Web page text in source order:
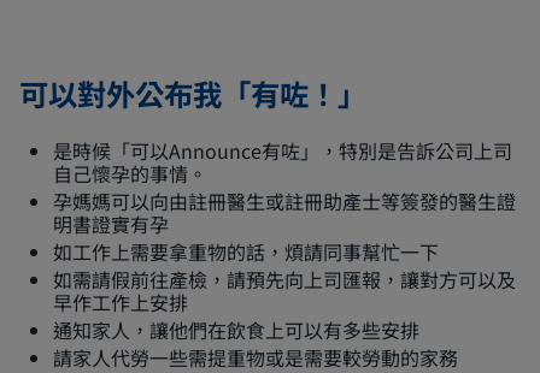
可以對外公布我「有咗！」
是時候「可以Announce有咗」，特別是告訴公司上司
自己懷孕的事情。
孕媽媽可以向由註冊醫生或註冊助產士等簽發的醫生證
明書證實有孕
如工作上需要拿重物的話，煩請同事幫忙一下
如需請假前往產檢，請預先向上司匯報，讓對方可以及
早作工作上安排
通知家人，讓他們在飲食上可以有多些安排
請家人代勞一些需提重物或是需要較勞動的家務